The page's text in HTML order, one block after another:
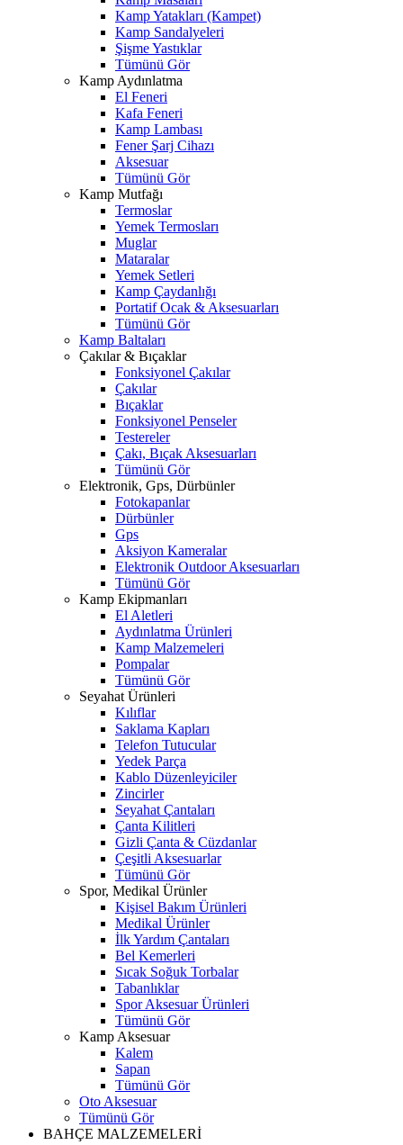
Kamp Yatakları (Kampet)
Kamp Sandalyeleri
Şişme Yastıklar
Tümünü Gör
Kamp Aydınlatma
El Feneri
Kafa Feneri
Kamp Lambası
Fener Şarj Cihazı
Aksesuar
Tümünü Gör
Kamp Mutfağı
Termoslar
Yemek Termosları
Muglar
Mataralar
Yemek Setleri
Kamp Çaydanlığı
Portatif Ocak & Aksesuarları
Tümünü Gör
Kamp Baltaları
Çakılar & Bıçaklar
Fonksiyonel Çakılar
Çakılar
Bıçaklar
Fonksiyonel Penseler
Testereler
Çakı, Bıçak Aksesuarları
Tümünü Gör
Elektronik, Gps, Dürbünler
Fotokapanlar
Dürbünler
Gps
Aksiyon Kameralar
Elektronik Outdoor Aksesuarları
Tümünü Gör
Kamp Ekipmanları
El Aletleri
Aydınlatma Ürünleri
Kamp Malzemeleri
Pompalar
Tümünü Gör
Seyahat Ürünleri
Kılıflar
Saklama Kapları
Telefon Tutucular
Yedek Parça
Kablo Düzenleyiciler
Zincirler
Seyahat Çantaları
Çanta Kilitleri
Gizli Çanta & Cüzdanlar
Çeşitli Aksesuarlar
Tümünü Gör
Spor, Medikal Ürünler
Kişisel Bakım Ürünleri
Medikal Ürünler
İlk Yardım Çantaları
Bel Kemerleri
Sıcak Soğuk Torbalar
Tabanlıklar
Spor Aksesuar Ürünleri
Tümünü Gör
Kamp Aksesuar
Kalem
Sapan
Tümünü Gör
Oto Aksesuar
Tümünü Gör
BAHÇE MALZEMELERİ